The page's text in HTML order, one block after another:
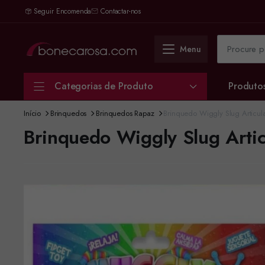
Seguir Encomenda Contactar-nos
Menu
Categorias de Produto
Início Brinquedos Brinquedos Rapaz
Brinquedo Wiggly Slug